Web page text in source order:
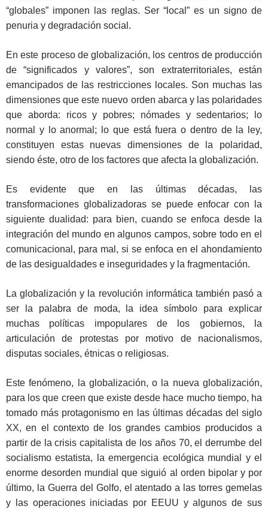
“globales” imponen las reglas. Ser “local” es un signo de
penuria y degradación social.
En este proceso de globalización, los centros de producción
de “significados y valores”, son extraterritoriales, están
emancipados de las restricciones locales. Son muchas las
dimensiones que este nuevo orden abarca y las polaridades
que aborda: ricos y pobres; nómades y sedentarios; lo
normal y lo anormal; lo que está fuera o dentro de la ley,
constituyen estas nuevas dimensiones de la polaridad,
siendo éste, otro de los factores que afecta la globalización.
Es evidente que en las últimas décadas, las
transformaciones globalizadoras se puede enfocar con la
siguiente dualidad: para bien, cuando se enfoca desde la
integración del mundo en algunos campos, sobre todo en el
comunicacional, para mal, si se enfoca en el ahondamiento
de las desigualdades e inseguridades y la fragmentación.
La globalización y la revolución informática también pasó a
ser la palabra de moda, la idea símbolo para explicar
muchas políticas impopulares de los gobiernos, la
articulación de protestas por motivo de nacionalismos,
disputas sociales, étnicas o religiosas.
Este fenómeno, la globalización, o la nueva globalización,
para los que creen que existe desde hace mucho tiempo, ha
tomado más protagonismo en las últimas décadas del siglo
XX, en el contexto de los grandes cambios producidos a
partir de la crisis capitalista de los años 70, el derrumbe del
socialismo estatista, la emergencia ecológica mundial y el
enorme desorden mundial que siguió al orden bipolar y por
último, la Guerra del Golfo, el atentado a las torres gemelas
y las operaciones iniciadas por EEUU y algunos de sus